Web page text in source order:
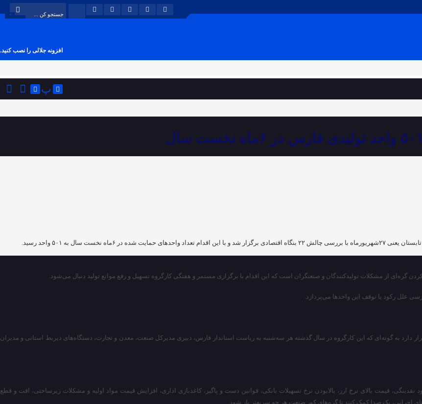
افزونه جلالی را نصب کنید.
پ
در ۶ماه نخست سال به ۵۰۱ واحد رسید.
گره‌ای از مشکلات تولیدکنندگان و صنعتگران است که این اقدام با برگزاری مستمر و هفتگی کارگروه تسهیل و رفع موانع تولید دنبال می‌شود.
علل رکود یا توقف این واحدها می‌پردازد.
دارد به گونه‌ای که این کارگروه در سال گذشته هر سه‌شنبه به ریاست استاندار فارس، دبیری مدیرکل صنعت، معدن و تجارت، دستگاه‌های ذیربط استانی و مدیران
قیمت بالای نرخ ارز، بالابودن نرخ تسهیلات بانکی، قوانین دست و پاگیر، کاغذبازی اداری، افزایش قیمت مواد اولیه و مشکلات زیرساختی، افت و قطع
اجرایی، یک صدا کمک کنند تا گره‌های کور صنعت هر چه سریعتر باز شود.